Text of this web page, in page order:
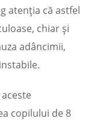
atenția că astfel
chiar și
adâncimii,
copilului de 8